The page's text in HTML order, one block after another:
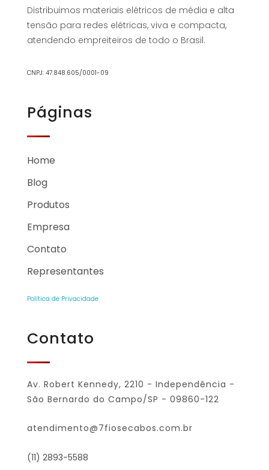
Distribuimos materiais elétricos de média e alta
tensão para redes elétricas, viva e compacta,
atendendo empreiteiros de todo o Brasil.
CNPJ: 47.848.605/0001-09
Páginas
Home
Blog
Produtos
Empresa
Contato
Representantes
Política de Privacidade
Contato
Av. Robert Kennedy, 2210 - Independência -
São Bernardo do Campo/SP - 09860-122
atendimento@7fiosecabos.com.br
(11) 2893-5588